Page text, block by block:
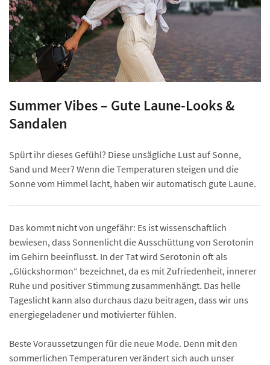
Summer Vibes – Gute Laune-Looks &
Sandalen
Spürt ihr dieses Gefühl? Diese unsägliche Lust auf Sonne,
Sand und Meer? Wenn die Temperaturen steigen und die
Sonne vom Himmel lacht, haben wir automatisch gute Laune.
Das kommt nicht von ungefähr: Es ist wissenschaftlich
bewiesen, dass Sonnenlicht die Ausschüttung von Serotonin
im Gehirn beeinflusst. In der Tat wird Serotonin oft als
„Glückshormon“ bezeichnet, da es mit Zufriedenheit, innerer
Ruhe und positiver Stimmung zusammenhängt. Das helle
Tageslicht kann also durchaus dazu beitragen, dass wir uns
energiegeladener und motivierter fühlen.
Beste Voraussetzungen für die neue Mode. Denn mit den
sommerlichen Temperaturen verändert sich auch unser